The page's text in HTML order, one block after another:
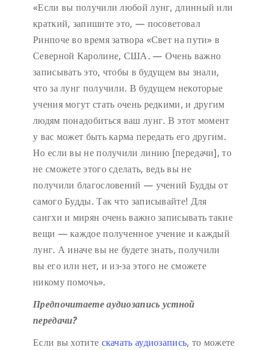
«Если вы получили любой лунг, длинный или
краткий, запишите это, — посоветовал
Ринпоче во время затвора «Свет на пути» в
Северной Каролине, США. — Очень важно
записывать это, чтобы в будущем вы знали,
что за лунг получили. В будущем некоторые
учения могут стать очень редкими, и другим
людям понадобиться ваш лунг. В этот момент
у вас может быть карма передать его другим.
Но если вы не получили линию [передачи], то
не сможете этого сделать, ведь вы не
получили благословений — учений Будды от
самого Будды. Так что записывайте! Для
сангхи и мирян очень важно записывать такие
вещи — каждое полученное учение и каждый
лунг. А иначе вы не будете знать, получили
вы его или нет, и из-за этого не сможете
никому помочь».
Предпочитаете аудиозапись устной
передачи?
Если вы хотите скачать аудиозапись, то можете